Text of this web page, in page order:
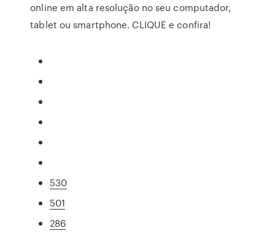
online em alta resolução no seu computador,
tablet ou smartphone. CLIQUE e confira!
530
501
286